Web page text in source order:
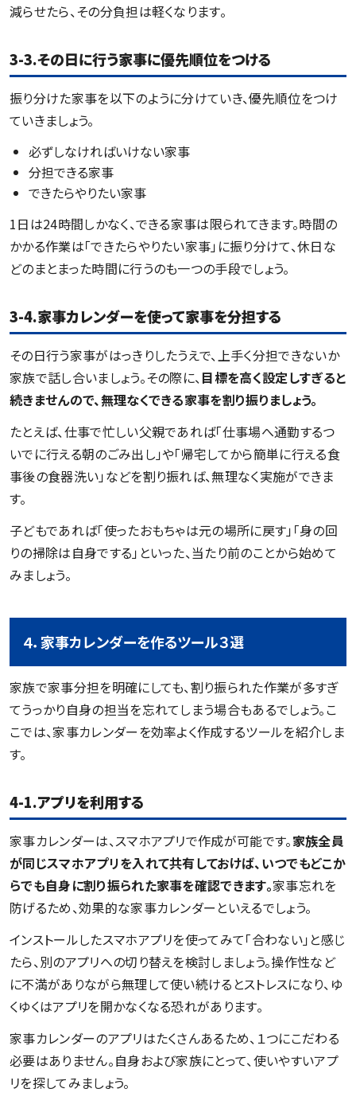
減らせたら、その分負担は軽くなります。
3-3.その日に行う家事に優先順位をつける
振り分けた家事を以下のように分けていき、優先順位をつけ
ていきましょう。
必ずしなければいけない家事
分担できる家事
できたらやりたい家事
1日は24時間しかなく、できる家事は限られてきます。時間の
かかる作業は「できたらやりたい家事」に振り分けて、休日な
どのまとまった時間に行うのも一つの手段でしょう。
3-4.家事カレンダーを使って家事を分担する
その日行う家事がはっきりしたうえで、上手く分担できないか
家族で話し合いましょう。その際に、目標を高く設定しすぎると
続きませんので、無理なくできる家事を割り振りましょう。
たとえば、仕事で忙しい父親であれば「仕事場へ通勤するつ
いでに行える朝のごみ出し」や「帰宅してから簡単に行える食
事後の食器洗い」などを割り振れば、無理なく実施ができま
す。
子どもであれば「使ったおもちゃは元の場所に戻す」「身の回
りの掃除は自身でする」といった、当たり前のことから始めて
みましょう。
４．家事カレンダーを作るツール３選
家族で家事分担を明確にしても、割り振られた作業が多すぎ
てうっかり自身の担当を忘れてしまう場合もあるでしょう。こ
こでは、家事カレンダーを効率よく作成するツールを紹介しま
す。
4-1.アプリを利用する
家事カレンダーは、スマホアプリで作成が可能です。家族全員
が同じスマホアプリを入れて共有しておけば、いつでもどこか
らでも自身に割り振られた家事を確認できます。家事忘れを
防げるため、効果的な家事カレンダーといえるでしょう。
インストールしたスマホアプリを使ってみて「合わない」と感じ
たら、別のアプリへの切り替えを検討しましょう。操作性など
に不満がありながら無理して使い続けるとストレスになり、ゆ
くゆくはアプリを開かなくなる恐れがあります。
家事カレンダーのアプリはたくさんあるため、１つにこだわる
必要はありません。自身および家族にとって、使いやすいアプ
リを探してみましょう。